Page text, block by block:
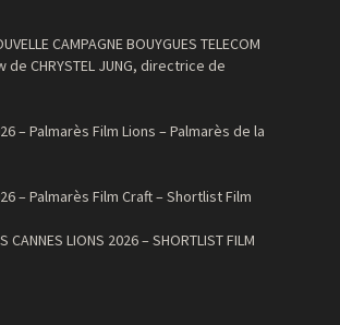
CAMPAGNE BOUYGUES TELECOM
de CHRYSTEL JUNG, directrice de
– Palmarès Film Lions – Palmarès de la
– Palmarès Film Craft – Shortlist Film
CANNES LIONS 2026 – SHORTLIST FILM